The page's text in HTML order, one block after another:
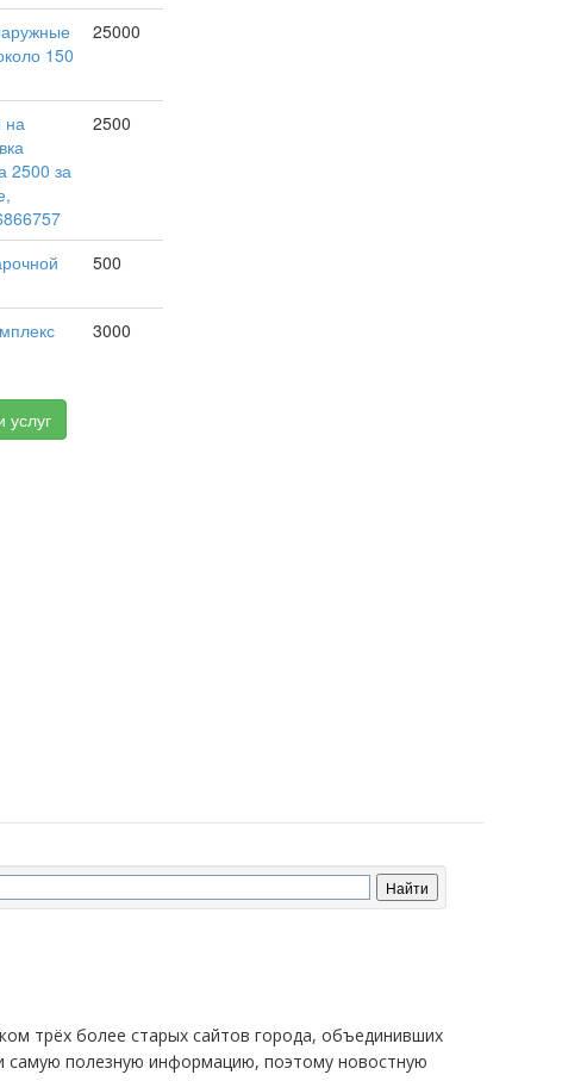
150
25000
на
2500 за
2500
500
3000
услуг
трёх более старых сайтов города, объединивших
самую полезную информацию, поэтому новостную